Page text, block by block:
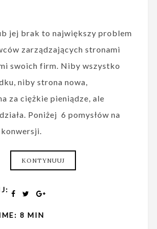
jej brak to największy problem
zarządzających stronami
swoich firm. Niby wszystko
niby strona nowa,
za ciężkie pieniądze, ale
Poniżej 6 pomysłów na
KONTYNUUJ
8 MIN